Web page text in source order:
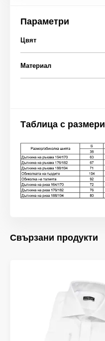
Параметри
Цвят
Материал
Таблица с размери
Свързани продукти